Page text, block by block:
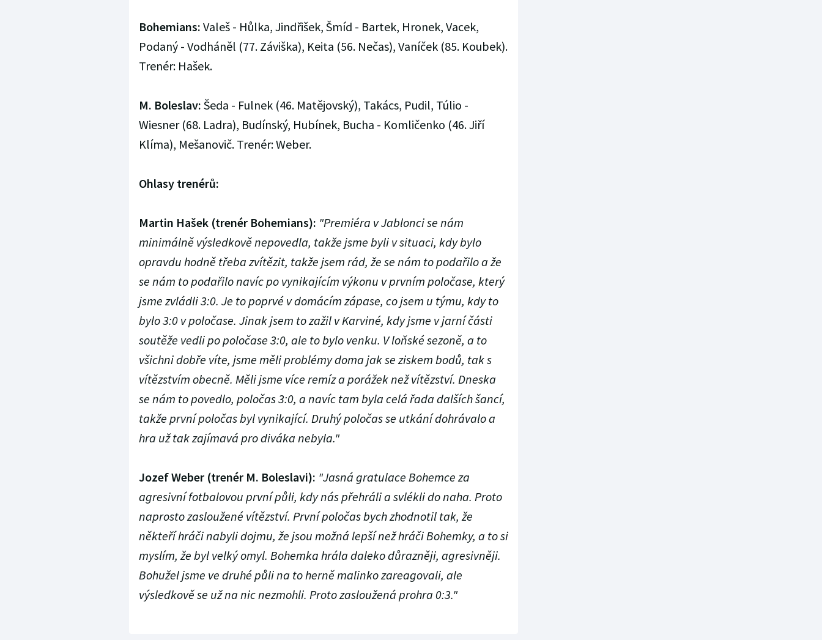
Bohemians: Valeš - Hůlka, Jindřišek, Šmíd - Bartek, Hronek, Vacek,
Podaný - Vodháněl (77. Záviška), Keita (56. Nečas), Vaníček (85. Koubek).
Trenér: Hašek.
M. Boleslav: Šeda - Fulnek (46. Matějovský), Takács, Pudil, Túlio -
Wiesner (68. Ladra), Budínský, Hubínek, Bucha - Komličenko (46. Jiří
Klíma), Mešanovič. Trenér: Weber.
Ohlasy trenérů:
Martin Hašek (trenér Bohemians): "Premiéra v Jablonci se nám
minimálně výsledkově nepovedla, takže jsme byli v situaci, kdy bylo
opravdu hodně třeba zvítězit, takže jsem rád, že se nám to podařilo a že
se nám to podařilo navíc po vynikajícím výkonu v prvním poločase, který
jsme zvládli 3:0. Je to poprvé v domácím zápase, co jsem u týmu, kdy to
bylo 3:0 v poločase. Jinak jsem to zažil v Karviné, kdy jsme v jarní části
soutěže vedli po poločase 3:0, ale to bylo venku. V loňské sezoně, a to
všichni dobře víte, jsme měli problémy doma jak se ziskem bodů, tak s
vítězstvím obecně. Měli jsme více remíz a porážek než vítězství. Dneska
se nám to povedlo, poločas 3:0, a navíc tam byla celá řada dalších šancí,
takže první poločas byl vynikající. Druhý poločas se utkání dohrávalo a
hra už tak zajímavá pro diváka nebyla."
Jozef Weber (trenér M. Boleslavi): "Jasná gratulace Bohemce za
agresivní fotbalovou první půli, kdy nás přehráli a svlékli do naha. Proto
naprosto zasloužené vítězství. První poločas bych zhodnotil tak, že
někteří hráči nabyli dojmu, že jsou možná lepší než hráči Bohemky, a to si
myslím, že byl velký omyl. Bohemka hrála daleko důrazněji, agresivněji.
Bohužel jsme ve druhé půli na to herně malinko zareagovali, ale
výsledkově se už na nic nezmohli. Proto zasloužená prohra 0:3."